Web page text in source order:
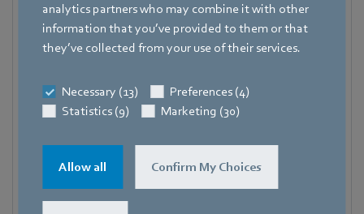
analytics partners who may combine it with other
information that you’ve provided to them or that
they’ve collected from your use of their services.
Necessary (13)
Preferences (4)
Statistics (9)
Marketing (30)
Allow all Confirm My Choices
Adresse
Amtstraße 85 74673 Mulfingen - Hollenbach,
Deutschland
Telefon
+49 7938 81-8125
Corinna.Schittenhelm@de.ebmpapst.com